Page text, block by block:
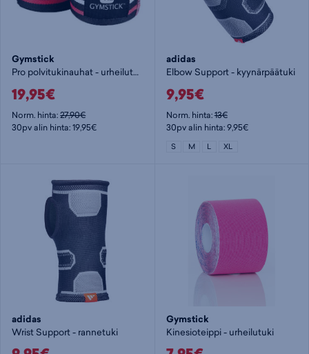
Gymstick
Pro polvitukinauhat - urheilutuki
19,95€
Norm. hinta:27,90€
30pv alin hinta: 19,95€
adidas
Elbow Support - kyynärpäätuki
9,95€
Norm. hinta:13€
30pv alin hinta: 9,95€
S M L XL
adidas
Wrist Support - rannetuki
Gymstick
Kinesioteippi - urheilutuki